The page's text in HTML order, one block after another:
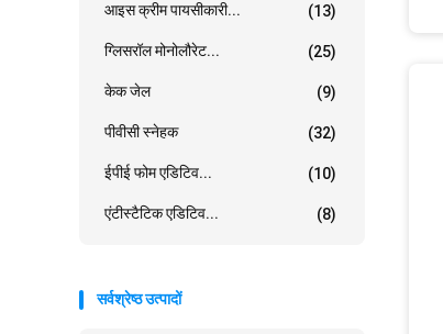
आइस क्रीम पायसीकारी... (13)
ग्लिसरॉल मोनोलौरेट... (25)
केक जेल (9)
पीवीसी स्नेहक (32)
ईपीई फोम एडिटिव... (10)
एंटीस्टैटिक एडिटिव... (8)
सर्वश्रेष्ठ उत्पादों